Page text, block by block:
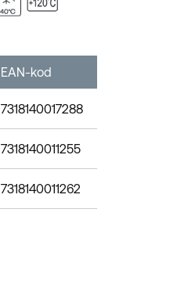
EAN-kod
7318140017288
7318140011255
7318140011262